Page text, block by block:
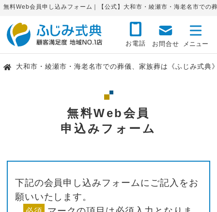
無料Web会員申し込みフォーム｜【公式】大和市・綾瀬市・海老名市での
お電話 お問合せ
大和市・綾瀬市・海老名市での葬儀、家族葬は《ふじみ式典
無料Web会員
申込みフォーム
下記の会員申し込みフォームにご記入をお
願いいたします。